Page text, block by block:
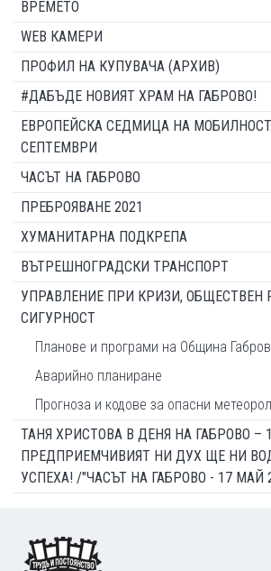
ВРЕМЕТО
WEB КАМЕРИ
ПРОФИЛ НА КУПУВАЧА (АРХИВ)
#ДАБЪДЕ НОВИЯТ ХРАМ НА ГАБРОВО!
ЕВРОПЕЙСКА СЕДМИЦА НА
СЕПТЕМВРИ
ЧАСЪТ НА ГАБРОВО
ПРЕБРОЯВАНЕ 2021
ХУМАНИТАРНА ПОДКРЕПА
ВЪТРЕШНОГРАДСКИ ТРАНСПОРТ
УПРАВЛЕНИЕ ПРИ КРИЗИ, ОБЩЕСТВЕН
СИГУРНОСТ
Планове и програми на Община
Аварийно планиране
Прогноза и кодове за опасни
ТАНЯ ХРИСТОВА В ДЕНЯ НА ГАБРОВО –
ПРЕДПРИЕМЧИВИЯТ НИ ДУХ ЩЕ НИ
УСПЕХА! /"ЧАСЪТ НА ГАБРОВО - 17 МАЙ
Footer